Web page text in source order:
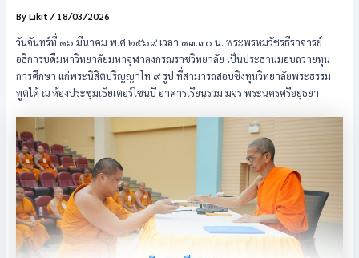
ByLikit/18/03/2026
วันจันทร์ที่ ๑๖ มีนาคม พ.ศ.๒๕๖๙ เวลา ๑๓.๓๐ น. พระพรหมวัชรธีราจารย์
อธิการบดีมหาวิทยาลัยมหาจุฬาลงกรณราชวิทยาลัย เป็นประธานมอบถวายทุน
การศึกษา แก่พระนิสิตปริญญาโท ๙ รูป ที่สามารถสอบชิงทุนวิทยาลัยพระธรรม
ทูตได้ ณ ห้องประชุมเธียเตอร์โซนบี อาคารเรียนรวม มจร พระนครศรีอยุธยา